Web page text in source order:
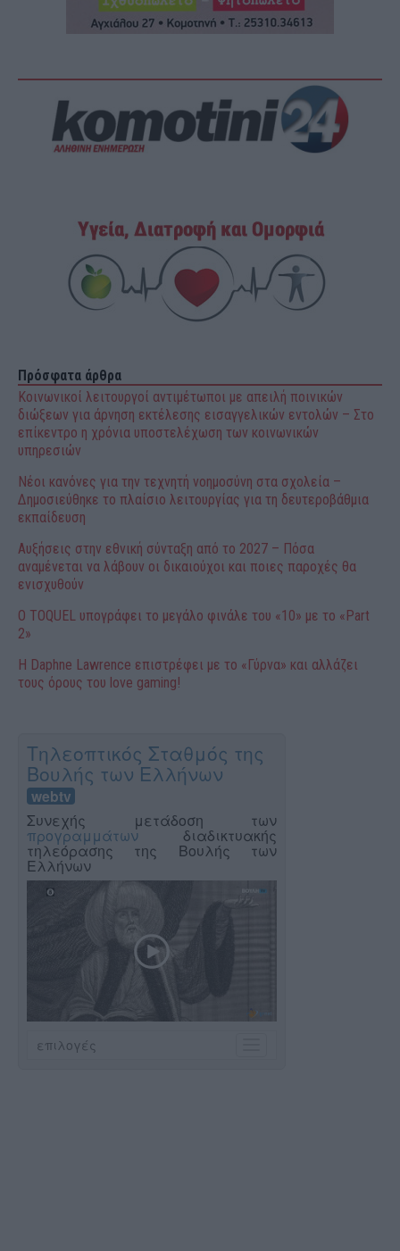
Πρόσφατα άρθρα
Κοινωνικοί λειτουργοί αντιμέτωποι με απειλή ποινικών
διώξεων για άρνηση εκτέλεσης εισαγγελικών εντολών – Στο
επίκεντρο η χρόνια υποστελέχωση των κοινωνικών
υπηρεσιών
Νέοι κανόνες για την τεχνητή νοημοσύνη στα σχολεία –
Δημοσιεύθηκε το πλαίσιο λειτουργίας για τη δευτεροβάθμια
εκπαίδευση
Αυξήσεις στην εθνική σύνταξη από το 2027 – Πόσα
αναμένεται να λάβουν οι δικαιούχοι και ποιες παροχές θα
ενισχυθούν
O TOQUEL υπογράφει το μεγάλο φινάλε του «10» με το «Part
2»
Η Daphne Lawrence επιστρέφει με το «Γύρνα» και αλλάζει
τους όρους του love gaming!